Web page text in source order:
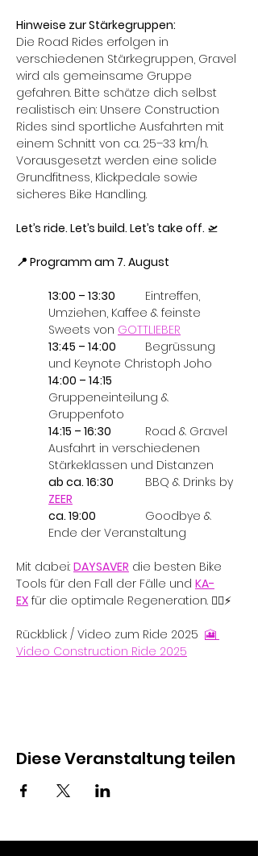
Hinweise zur Stärkegruppen:
Die Road Rides erfolgen in
verschiedenen Stärkegruppen, Gravel
wird als gemeinsame Gruppe
gefahren. Bitte schätze dich selbst
realistisch ein: Unsere Construction
Rides sind sportliche Ausfahrten mit
einem Schnitt von ca. 25–33 km/h.
Vorausgesetzt werden eine solide
Grundfitness, Klickpedale sowie
sicheres Bike Handling.
Let’s ride. Let’s build. Let’s take off. 🛫
📍 Programm am 7. August
Eintreffen,
Umziehen, Kaffee & feinste
Sweets von GOTTLIEBER
Begrüssung
und Keynote Christoph Joho
Gruppeneinteilung &
Gruppenfoto
Road & Gravel
Ausfahrt in verschiedenen
Stärkeklassen und Distanzen
BBQ & Drinks by
ZEER
Goodbye &
Ende der Veranstaltung
Mit dabei: DAYSAVER die besten Bike
Tools für den Fall der Fälle und KA-
EX für die optimale Regeneration. 🚴‍♂️⚡
Rückblick / Video zum Ride 2025 🎦
Video Construction Ride 2025
Diese Veranstaltung teilen